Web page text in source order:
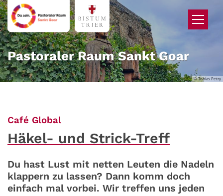
Zum Inhalt springen
© Tobias Petry
Pastoraler Raum Sankt Goar
Café Global:
Häkel- und Strick-Treff
Du hast Lust mit netten Leuten die Nadeln
klappern zu lassen? Dann komm doch
einfach mal vorbei. Wir treffen uns jeden